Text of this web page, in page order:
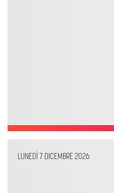
LUNEDÌ 7 DICEMBRE 2026